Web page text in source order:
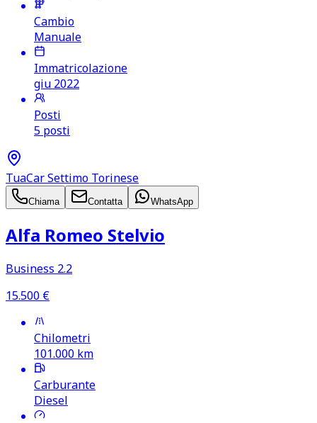
Cambio
Manuale
Immatricolazione
giu 2022
Posti
5 posti
TuaCar Settimo Torinese
Chiama Contatta WhatsApp
Alfa Romeo Stelvio
Business 2.2
15.500 €
Chilometri
101.000 km
Carburante
Diesel